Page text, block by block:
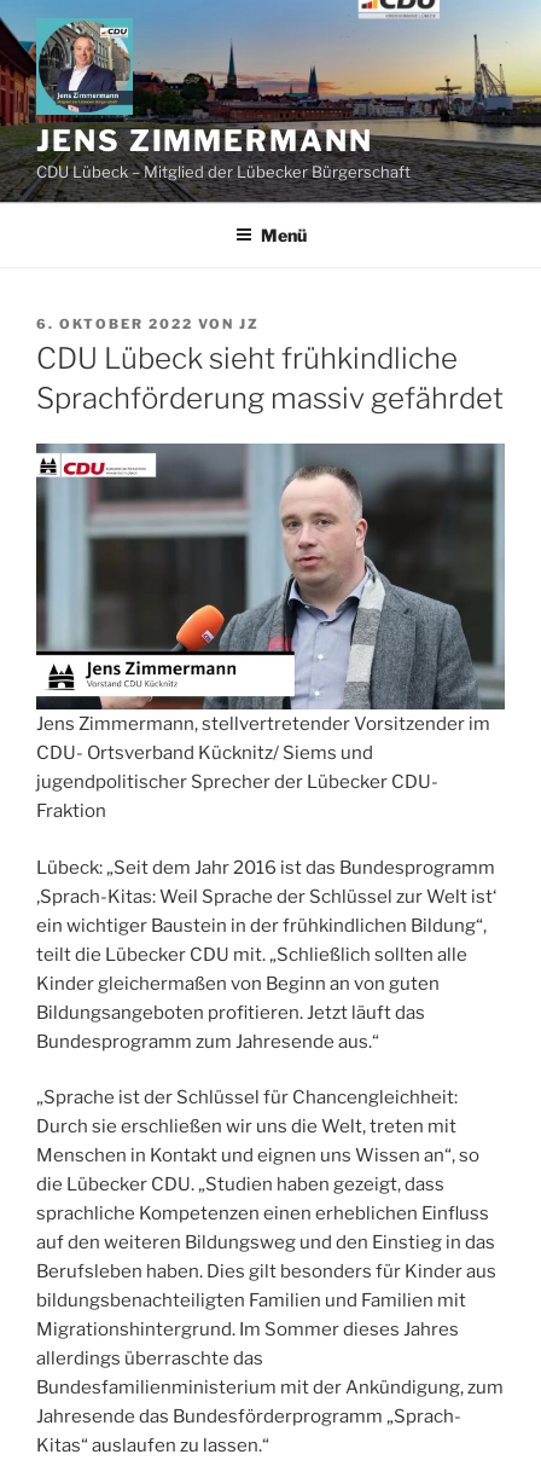
Zum
Inhalt
springen
JENS ZIMMERMANN
CDU Lübeck – Mitglied der Lübecker Bürgerschaft
Menü
VERÖFFENTLICHT
AM
6. OKTOBER 2022 VON JZ
CDU Lübeck sieht frühkindliche
Sprachförderung massiv gefährdet
Jens Zimmermann, stellvertretender Vorsitzender im
CDU- Ortsverband Kücknitz/ Siems und
jugendpolitischer Sprecher der Lübecker CDU-
Fraktion
Lübeck: „Seit dem Jahr 2016 ist das Bundesprogramm
‚Sprach-Kitas: Weil Sprache der Schlüssel zur Welt ist‘
ein wichtiger Baustein in der frühkindlichen Bildung“,
teilt die Lübecker CDU mit. „Schließlich sollten alle
Kinder gleichermaßen von Beginn an von guten
Bildungsangeboten profitieren. Jetzt läuft das
Bundesprogramm zum Jahresende aus.“
„Sprache ist der Schlüssel für Chancengleichheit:
Durch sie erschließen wir uns die Welt, treten mit
Menschen in Kontakt und eignen uns Wissen an“, so
die Lübecker CDU. „Studien haben gezeigt, dass
sprachliche Kompetenzen einen erheblichen Einfluss
auf den weiteren Bildungsweg und den Einstieg in das
Berufsleben haben. Dies gilt besonders für Kinder aus
bildungsbenachteiligten Familien und Familien mit
Migrationshintergrund. Im Sommer dieses Jahres
allerdings überraschte das
Bundesfamilienministerium mit der Ankündigung, zum
Jahresende das Bundesförderprogramm „Sprach-
Kitas“ auslaufen zu lassen.“